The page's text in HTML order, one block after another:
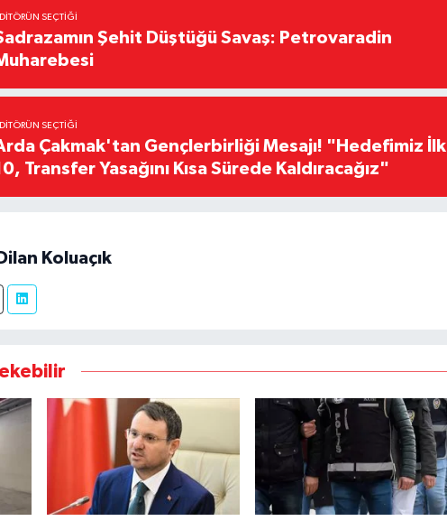
SEÇTIĞI
Şehit Düştüğü Savaş: Petrovaradin
SEÇTIĞI
Çakmak'tan Gençlerbirliği Mesajı! "Hedefimiz İlk
Transfer Yasağını Kısa Sürede Kaldıracağız"
Koluaçık